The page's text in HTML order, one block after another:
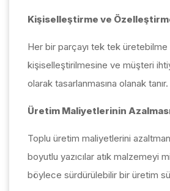
Kişiselleştirme ve
Her bir parçayı tek tek
kişiselleştirilmesine ve müşteri
olarak tasarlanmasına olanak tanır.
Üretim Maliyetlerinin
Toplu üretim maliyetlerini
boyutlu yazıcılar atık malzemeyi
böylece sürdürülebilir bir üretim